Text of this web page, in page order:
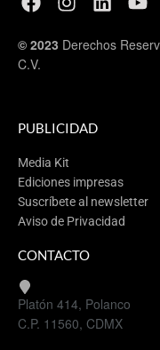
© 2023 Derechos
C.V.
PUBLICIDAD
Media Kit
Ediciones impresas
Suscríbete al newsletter
Aviso de Privacidad
CONTACTO
Platón 414, Polanco
C.P. 11560, CDMX